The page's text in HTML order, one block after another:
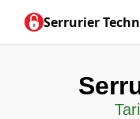
Serrurier